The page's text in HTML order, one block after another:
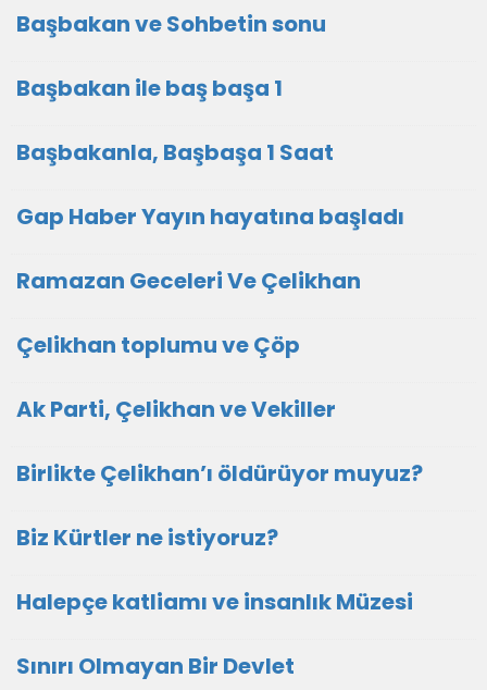
Başbakan ve Sohbetin sonu
Başbakan ile baş başa 1
Başbakanla, Başbaşa 1 Saat
Gap Haber Yayın hayatına başladı
Ramazan Geceleri Ve Çelikhan
Çelikhan toplumu ve Çöp
Ak Parti, Çelikhan ve Vekiller
Birlikte Çelikhan’ı öldürüyor muyuz?
Biz Kürtler ne istiyoruz?
Halepçe katliamı ve insanlık Müzesi
Sınırı Olmayan Bir Devlet